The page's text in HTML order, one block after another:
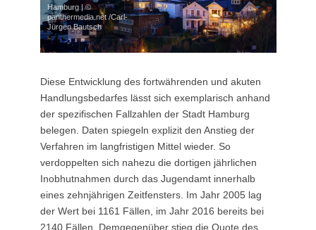
Hamburg | ©
panthermedia.net /Carl-
Jürgen Bautsch
Diese Entwicklung des fortwährenden und akuten
Handlungsbedarfes lässt sich exemplarisch anhand
der spezifischen Fallzahlen der Stadt Hamburg
belegen. Daten spiegeln explizit den Anstieg der
Verfahren im langfristigen Mittel wieder. So
verdoppelten sich nahezu die dortigen jährlichen
Inobhutnahmen durch das Jugendamt innerhalb
eines zehnjährigen Zeitfensters. Im Jahr 2005 lag
der Wert bei 1161 Fällen, im Jahr 2016 bereits bei
2140 Fällen. Demgegenüber stieg die Quote des